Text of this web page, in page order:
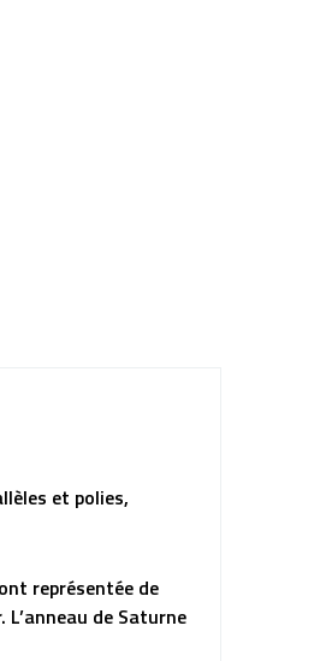
et polies,
représentée de
de Saturne